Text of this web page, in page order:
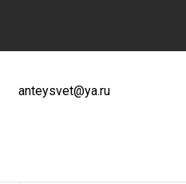
anteysvet@ya.ru